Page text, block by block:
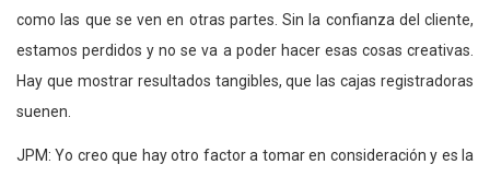
como las que se ven en otras partes. Sin la confianza del cliente,
estamos perdidos y no se va a poder hacer esas cosas creativas.
Hay que mostrar resultados tangibles, que las cajas registradoras
suenen.
JPM: Yo creo que hay otro factor a tomar en consideración y es la